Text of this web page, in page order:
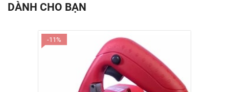
DÀNH CHO BẠN
-11%